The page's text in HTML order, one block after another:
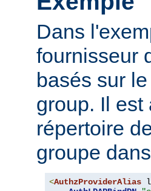
Dans
fournisseur
basés sur
group. Il
répertoire
groupe
<AuthzProviderAlias